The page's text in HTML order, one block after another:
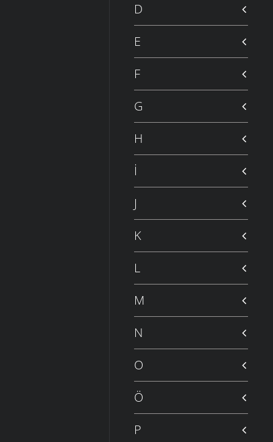
D
E
F
G
H
İ
J
K
L
M
N
O
Ö
P